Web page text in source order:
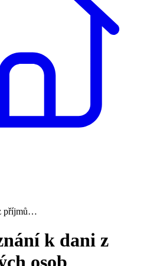
příjmů…
k dani z